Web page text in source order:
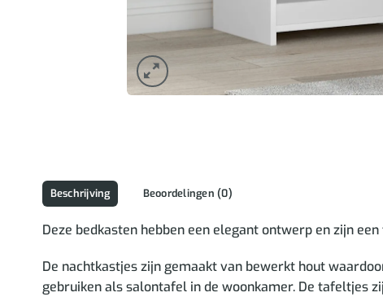
Beschrijving Beoordelingen (0)
Deze bedkasten hebben een elegant ontwerp en zijn
De nachtkastjes zijn gemaakt van bewerkt hout
gebruiken als salontafel in de woonkamer. De tafeltjes